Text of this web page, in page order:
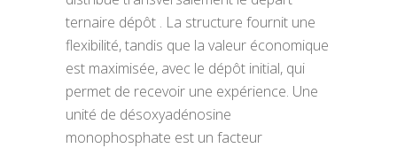
ternaire dépôt . La structure fournit une
flexibilité, tandis que la valeur économique
est maximisée, avec le dépôt initial, qui
permet de recevoir une expérience. Une
unité de désoxyadénosine
monophosphate est un facteur